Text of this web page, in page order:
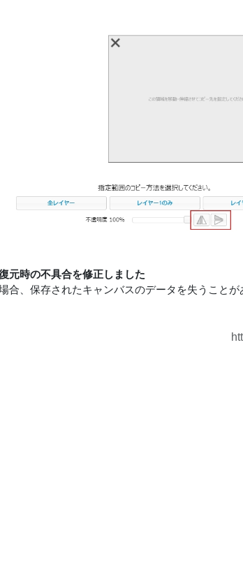
元時の不具合を修正しました
合、保存されたキャンバスのデータを失うことが